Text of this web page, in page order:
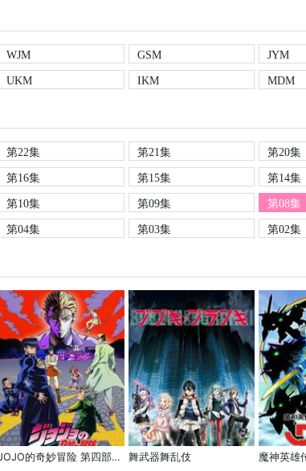
WJM GSM
JYM
UKM IKM MDM
第22集 第21集
第20集
第16集 第15集
第14集
第10集 第09集
第08集
第04集 第03集 第02集
JOJO的奇妙冒险 第四部(不灭钻石) 舞武器舞乱伎 魔神英雄